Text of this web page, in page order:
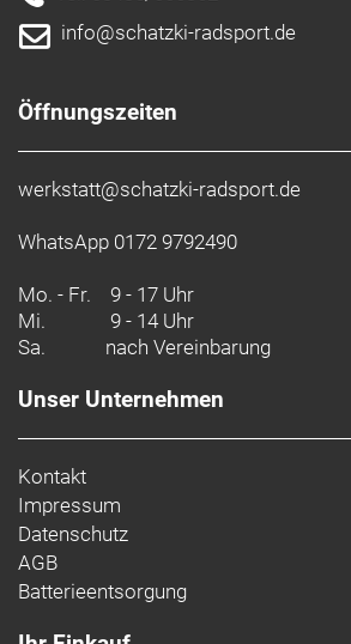
info@schatzki-radsport.de
Öffnungszeiten
werkstatt@schatzki-radsport.de
WhatsApp 0172 9792490
Mo. - Fr. 9 - 17 Uhr
Mi.
9 - 14 Uhr
Sa.
nach Vereinbarung
Unser Unternehmen
Kontakt
Impressum
Datenschutz
AGB
Batterieentsorgung